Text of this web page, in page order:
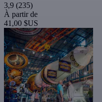
3,9 (235)
À partir de
41,00 $US